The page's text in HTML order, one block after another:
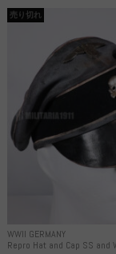
WWII GERMANY
Repro Hat and Cap SS and
売り切れ